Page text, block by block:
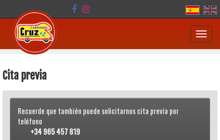
Cita previa
Recuerde que también puede solicitarnos cita previa por
teléfono
+34 965 457 819